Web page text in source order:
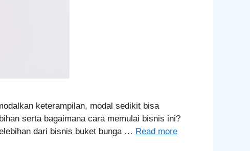
keterampilan, modal sedikit bisa
serta bagaimana cara memulai bisnis ini?
dari bisnis buket bunga … Read more